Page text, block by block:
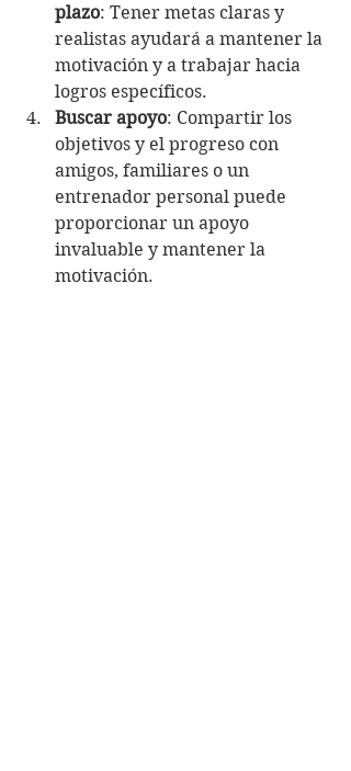
plazo: Tener metas claras y
realistas ayudará a mantener la
motivación y a trabajar hacia
logros específicos.
Buscar apoyo: Compartir los
objetivos y el progreso con
amigos, familiares o un
entrenador personal puede
proporcionar un apoyo
invaluable y mantener la
motivación.